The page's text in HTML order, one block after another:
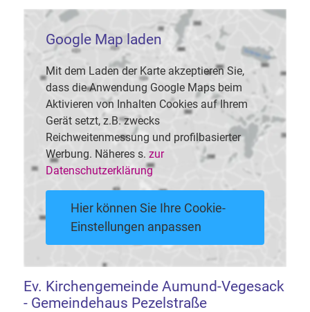
Google Map laden
Mit dem Laden der Karte akzeptieren Sie,
dass die Anwendung Google Maps beim
Aktivieren von Inhalten Cookies auf Ihrem
Gerät setzt, z.B. zwecks
Reichweitenmessung und profilbasierter
Werbung. Näheres s. zur
Datenschutzerklärung
Hier können Sie Ihre Cookie-
Einstellungen anpassen
Ev. Kirchengemeinde Aumund-Vegesack
- Gemeindehaus Pezelstraße